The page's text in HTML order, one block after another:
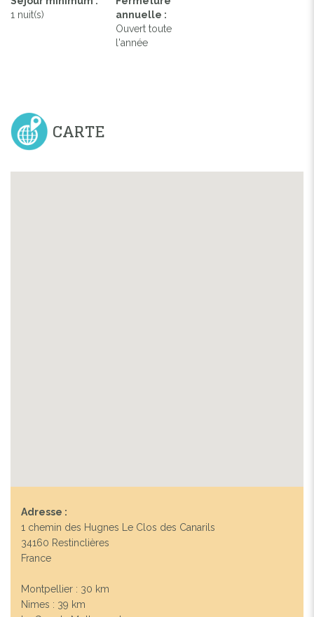
1 nuit(s)
annuelle :
Ouvert toute
l'année
CARTE
Adresse :
1 chemin des Hugnes Le Clos des Canarils
34160 Restinclières
France
Montpellier : 30 km
Nimes : 39 km